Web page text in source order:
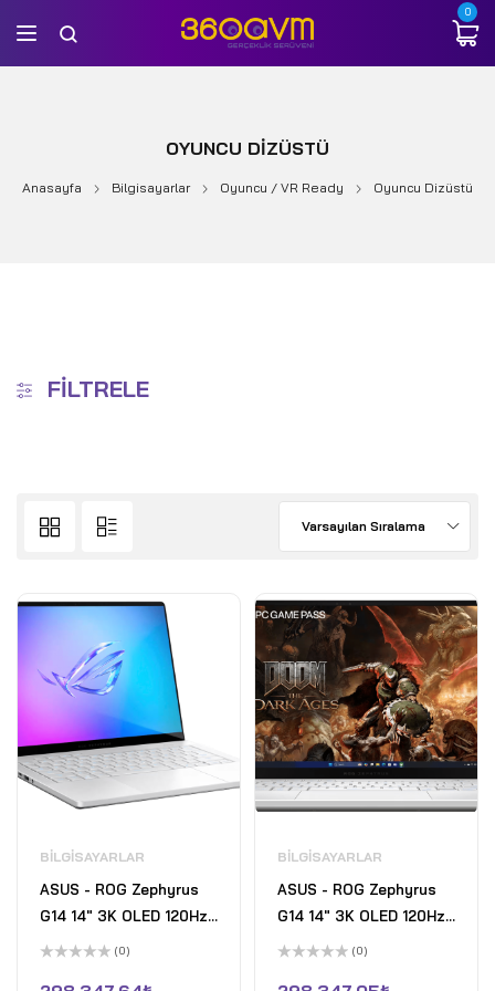
0
OYUNCU DIZÜSTÜ
Anasayfa Bilgisayarlar Oyuncu / VR Ready Oyuncu Dizüstü
FILTRELE
Varsayılan Sıralama
BILGISAYARLAR
ASUS - ROG Zephyrus
G14 14" 3K OLED 120Hz
Gaming Laptop -
üzerinden
(0)
BILGISAYARLAR
ASUS - ROG Zephyrus
G14 14" 3K OLED 120Hz
Gaming Laptop -
üzerinden
(0)